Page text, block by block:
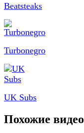
Beatsteaks
Turbonegro
UK Subs
Похожие видео